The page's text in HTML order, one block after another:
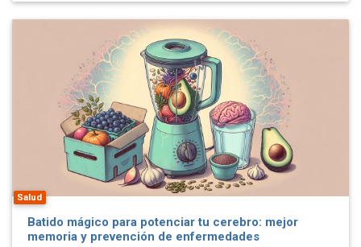
Salud
Batido mágico para potenciar tu cerebro: mejor
memoria y prevención de enfermedades